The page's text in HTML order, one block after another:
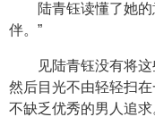
陆青钰读懂了她
伴。”
见陆青钰没有将
然后目光不由轻轻扫
不缺乏优秀的男人追